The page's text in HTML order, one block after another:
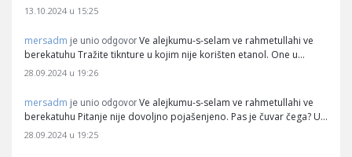
13.10.2024 u 15:25
mersadm je unio odgovor Ve alejkumu-s-selam ve rahmetullahi ve
berekatuhu Tražite tiknture u kojim nije korišten etanol. One u…
28.09.2024 u 19:26
mersadm je unio odgovor Ve alejkumu-s-selam ve rahmetullahi ve
berekatuhu Pitanje nije dovoljno pojašenjeno. Pas je čuvar čega? U…
28.09.2024 u 19:25